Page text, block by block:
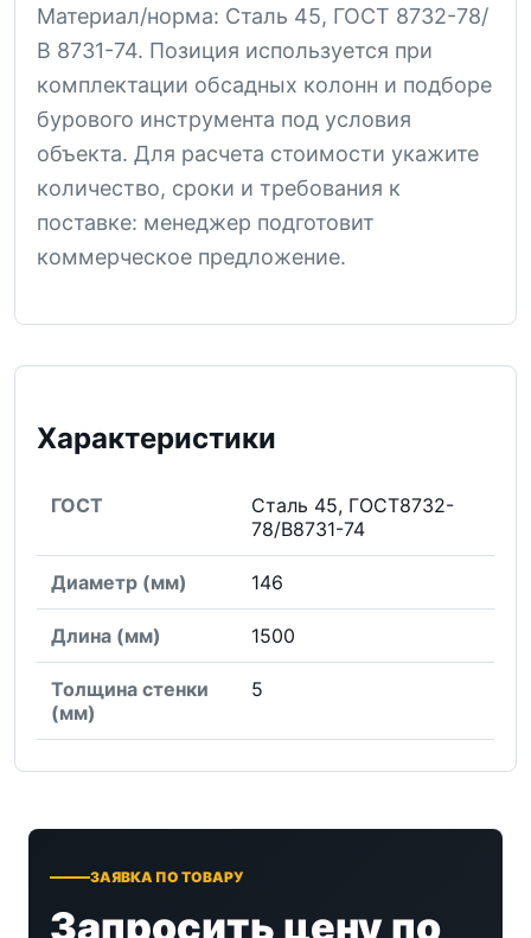
Материал/норма: Сталь 45, ГОСТ 8732-78/
В 8731-74. Позиция используется при
комплектации обсадных колонн и подборе
бурового инструмента под условия
объекта. Для расчета стоимости укажите
количество, сроки и требования к
поставке: менеджер подготовит
коммерческое предложение.
Характеристики
ГОСТ
Сталь 45, ГОСТ8732-
78/В8731-74
Диаметр (мм) 146
Длина (мм) 1500
Толщина стенки
(мм)
5
ЗАЯВКА ПО ТОВАРУ
Запросить цену по